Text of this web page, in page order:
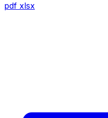
pdf xlsx